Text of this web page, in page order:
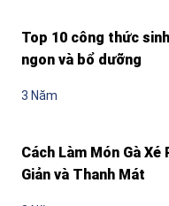
Top 10 công thức
ngon và bổ dưỡng
3 Năm
Cách Làm Món Gà Xé
Giản và Thanh Mát